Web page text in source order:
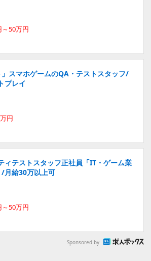
～50万円
」スマホゲームのQA・テストスタッフ/
プレイ
円
ィテストスタッフ正社員「IT・ゲーム業
月給30万以上可
～50万円
Sponsored by